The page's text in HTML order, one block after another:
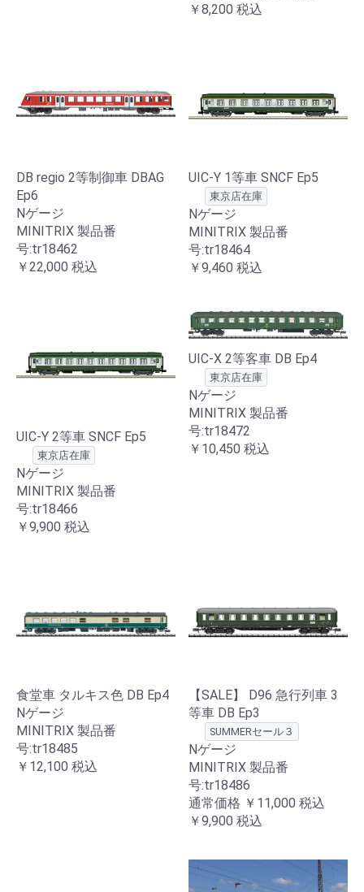
￥8,200 税込
DB regio 2等制御車 DBAG
Ep6
Nゲージ
MINITRIX 製品番
号:tr18462
￥22,000 税込
UIC-Y 1等車 SNCF Ep5
東京店在庫
Nゲージ
MINITRIX 製品番
号:tr18464
￥9,460 税込
UIC-Y 2等車 SNCF Ep5
東京店在庫
Nゲージ
MINITRIX 製品番
号:tr18466
￥9,900 税込
UIC-X 2等客車 DB Ep4
東京店在庫
Nゲージ
MINITRIX 製品番
号:tr18472
￥10,450 税込
食堂車 タルキス色 DB Ep4
Nゲージ
MINITRIX 製品番
号:tr18485
￥12,100 税込
【SALE】 D96 急行列車 3
等車 DB Ep3
SUMMERセール３
Nゲージ
MINITRIX 製品番
号:tr18486
通常価格 ￥11,000 税込
￥9,900 税込